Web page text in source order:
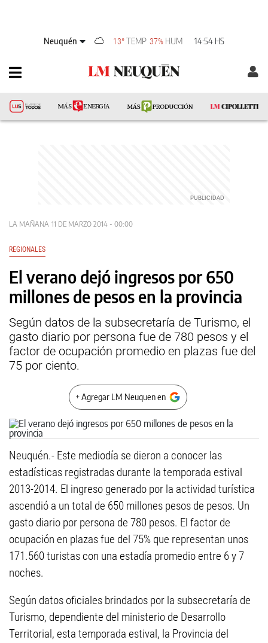
Neuquén 13°TEMP 37% HUM 14:54 HS
LA MAÑANA 11 DE MARZO 2014 - 00:00
REGIONALES
El verano dejó ingresos por 650
millones de pesos en la provincia
Según datos de la subsecretaría de Turismo, el
gasto diario por persona fue de 780 pesos y el
factor de ocupación promedio en plazas fue del
75 por ciento.
+ Agregar LM Neuquen en
Neuquén.- Este mediodía se dieron a conocer las
estadísticas registradas durante la temporada estival
2013-2014. El ingreso generado por la actividad turística
ascendió a un total de 650 millones pesos de pesos. Un
gasto diario por persona de 780 pesos. El factor de
ocupación en plazas fue del 75% que representan unos
171.560 turistas con una estadía promedio entre 6 y 7
noches.
Según datos oficiales brindados por la subsecretaría de
Turismo, dependiente del ministerio de Desarrollo
Territorial, esta temporada estival, la Provincia del